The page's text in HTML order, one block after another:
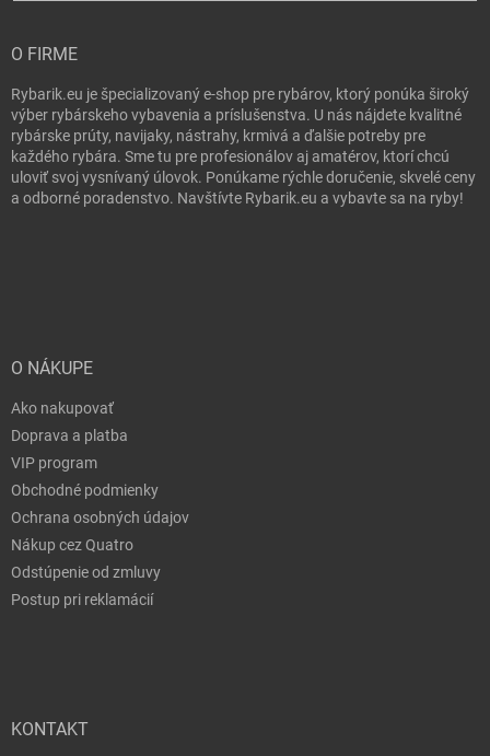
O FIRME
Rybarik.eu je špecializovaný e-shop pre rybárov, ktorý ponúka široký
výber rybárskeho vybavenia a príslušenstva. U nás nájdete kvalitné
rybárske prúty, navijaky, nástrahy, krmivá a ďalšie potreby pre
každého rybára. Sme tu pre profesionálov aj amatérov, ktorí chcú
uloviť svoj vysnívaný úlovok. Ponúkame rýchle doručenie, skvelé ceny
a odborné poradenstvo. Navštívte Rybarik.eu a vybavte sa na ryby!
O NÁKUPE
Ako nakupovať
Doprava a platba
VIP program
Obchodné podmienky
Ochrana osobných údajov
Nákup cez Quatro
Odstúpenie od zmluvy
Postup pri reklamácií
KONTAKT